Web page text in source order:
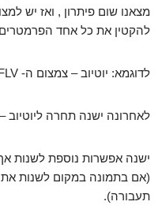
מצאנו שום פיתרון , ואז יש
להקטין את כל אחד
לדוגמא: יוטיוב – צמצום ה- FLV ליותר קטן.
לאחרונה ישנה תחרה ליוטיוב –
ישנה אפשרות נוספת לשנות
תעבורה).